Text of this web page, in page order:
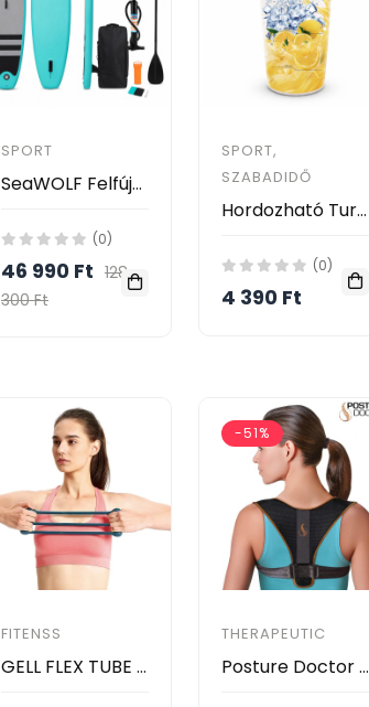
SPORT
SeaWOLF Felfújható Állószörf (SUP) 320 cm – Komplett Szett Kezdőknek és Haladóknak
(0)
46 990 Ft 128
300 Ft
SPORT,
SZABADIDŐ
Hordozható Turmixgép – 80W / 300 ml - RAF R.2829P
(0)
4 390 Ft
FITENSS
GELL FLEX TUBE a felsőtest edzéséhez.
-51%
THERAPEUTIC
Posture Doctor - Testtartás javító